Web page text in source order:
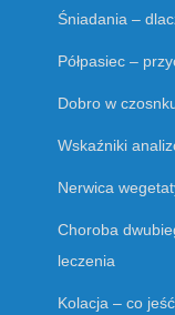
Śniadania –
Półpasiec –
Dobro w
Wskaźniki
Nerwica
Choroba
leczenia
Kolacja – co